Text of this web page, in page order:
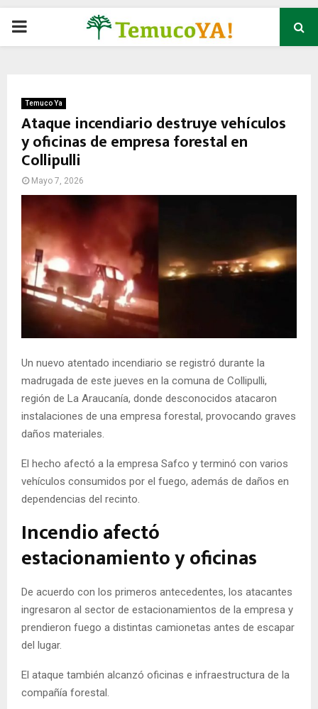
P
M
A
R
Y
M
E
N
U
Temuco Ya
Ataque incendiario destruye vehículos
y oficinas de empresa forestal en
Collipulli
Mayo 7, 2026
Un nuevo atentado incendiario se registró durante la
madrugada de este jueves en la comuna de Collipulli,
región de La Araucanía, donde desconocidos atacaron
instalaciones de una empresa forestal, provocando graves
daños materiales.
El hecho afectó a la empresa Safco y terminó con varios
vehículos consumidos por el fuego, además de daños en
dependencias del recinto.
Incendio afectó
estacionamiento y oficinas
De acuerdo con los primeros antecedentes, los atacantes
ingresaron al sector de estacionamientos de la empresa y
prendieron fuego a distintas camionetas antes de escapar
del lugar.
El ataque también alcanzó oficinas e infraestructura de la
compañía forestal.